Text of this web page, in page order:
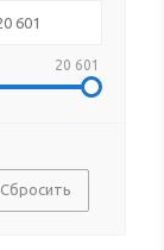
20 601
Сбросить